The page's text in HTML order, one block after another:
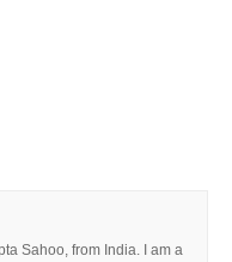
Sahoo, from India. I am a